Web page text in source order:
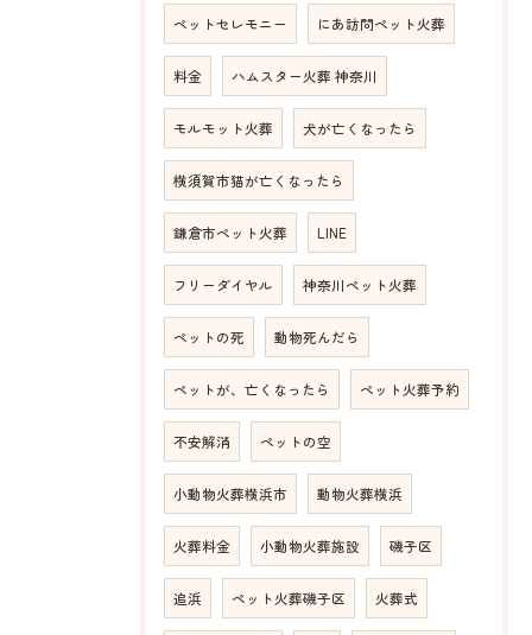
ペットセレモニー にあ訪問ペット火葬
料金 ハムスター火葬 神奈川
モルモット火葬 犬が亡くなったら
横須賀市猫が亡くなったら
鎌倉市ペット火葬 LINE
フリーダイヤル 神奈川ペット火葬
ペットの死 動物死んだら
ペットが、亡くなったら ペット火葬予約
不安解消 ペットの空
小動物火葬横浜市 動物火葬横浜
火葬料金 小動物火葬施設 磯子区
追浜 ペット火葬磯子区 火葬式